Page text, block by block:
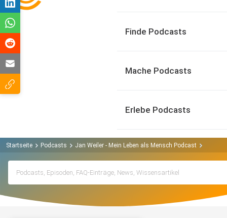
Finde Podcasts
Mache Podcasts
Erlebe Podcasts
Startseite Podcasts Jan Weiler - Mein Leben als Mensch Podcast